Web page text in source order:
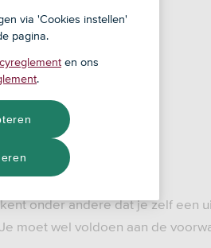
onder andere dat je zelf een
moet wel voldoen aan de
via 'Cookies instellen'
pagina.
en ons
.